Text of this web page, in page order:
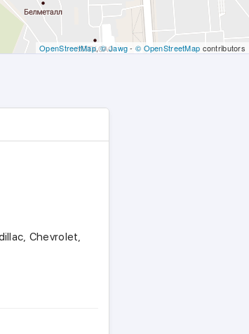
OpenStreetMap,© Jawg- © OpenStreetMap contributors
Chevrolet,